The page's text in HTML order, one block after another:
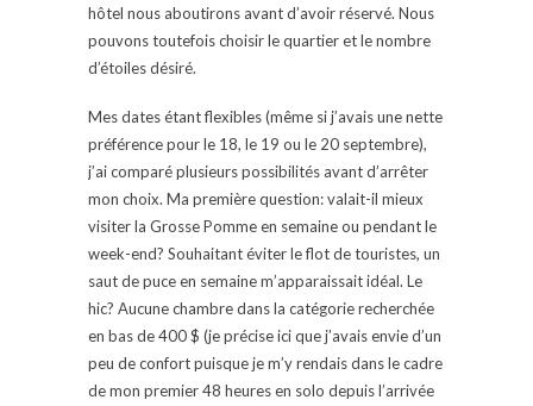
hôtel nous aboutirons avant d’avoir réservé. Nous
pouvons toutefois choisir le quartier et le nombre
d’étoiles désiré.
Mes dates étant flexibles (même si j’avais une nette
préférence pour le 18, le 19 ou le 20 septembre),
j’ai comparé plusieurs possibilités avant d’arrêter
mon choix. Ma première question: valait-il mieux
visiter la Grosse Pomme en semaine ou pendant le
week-end? Souhaitant éviter le flot de touristes, un
saut de puce en semaine m’apparaissait idéal. Le
hic? Aucune chambre dans la catégorie recherchée
en bas de 400 $ (je précise ici que j’avais envie d’un
peu de confort puisque je m’y rendais dans le cadre
de mon premier 48 heures en solo depuis l’arrivée